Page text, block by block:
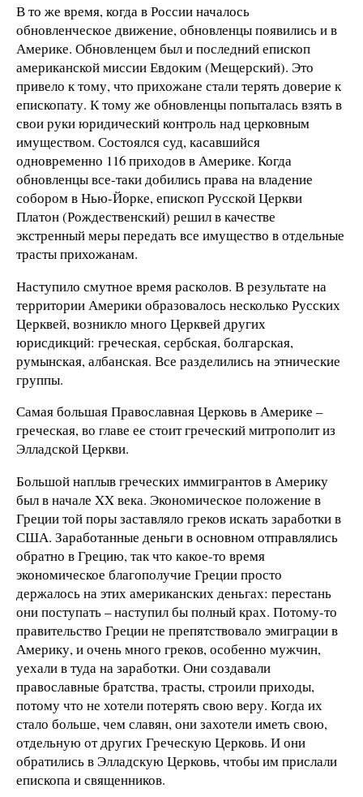
В то же время, когда в России началось
обновленческое движение, обновленцы появились и в
Америке. Обновленцем был и последний епископ
американской миссии Евдоким (Мещерский). Это
привело к тому, что прихожане стали терять доверие к
епископату. К тому же обновленцы попыталась взять в
свои руки юридический контроль над церковным
имуществом. Состоялся суд, касавшийся
одновременно 116 приходов в Америке. Когда
обновленцы все-таки добились права на владение
собором в Нью-Йорке, епископ Русской Церкви
Платон (Рождественский) решил в качестве
экстренный меры передать все имущество в отдельные
трасты прихожанам.
Наступило смутное время расколов. В результате на
территории Америки образовалось несколько Русских
Церквей, возникло много Церквей других
юрисдикций: греческая, сербская, болгарская,
румынская, албанская. Все разделились на этнические
группы.
Самая большая Православная Церковь в Америке –
греческая, во главе ее стоит греческий митрополит из
Элладской Церкви.
Большой наплыв греческих иммигрантов в Америку
был в начале XX века. Экономическое положение в
Греции той поры заставляло греков искать заработки в
США. Заработанные деньги в основном отправлялись
обратно в Грецию, так что какое-то время
экономическое благополучие Греции просто
держалось на этих американских деньгах: перестань
они поступать – наступил бы полный крах. Потому-то
правительство Греции не препятствовало эмиграции в
Америку, и очень много греков, особенно мужчин,
уехали в туда на заработки. Они создавали
православные братства, трасты, строили приходы,
потому что не хотели потерять свою веру. Когда их
стало больше, чем славян, они захотели иметь свою,
отдельную от других Греческую Церковь. И они
обратились в Элладскую Церковь, чтобы им прислали
епископа и священников.